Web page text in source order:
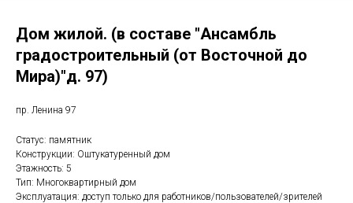
Дом жилой. (в составе "Ансамбль
градостроительный (от Восточной до
Мира)"д. 97)
пр. Ленина 97
Статус: памятник
Конструкции: Оштукатуренный дом
Этажность: 5
Тип: Многоквартирный дом
Эксплуатация: доступ только для работников/пользователей/зрителей